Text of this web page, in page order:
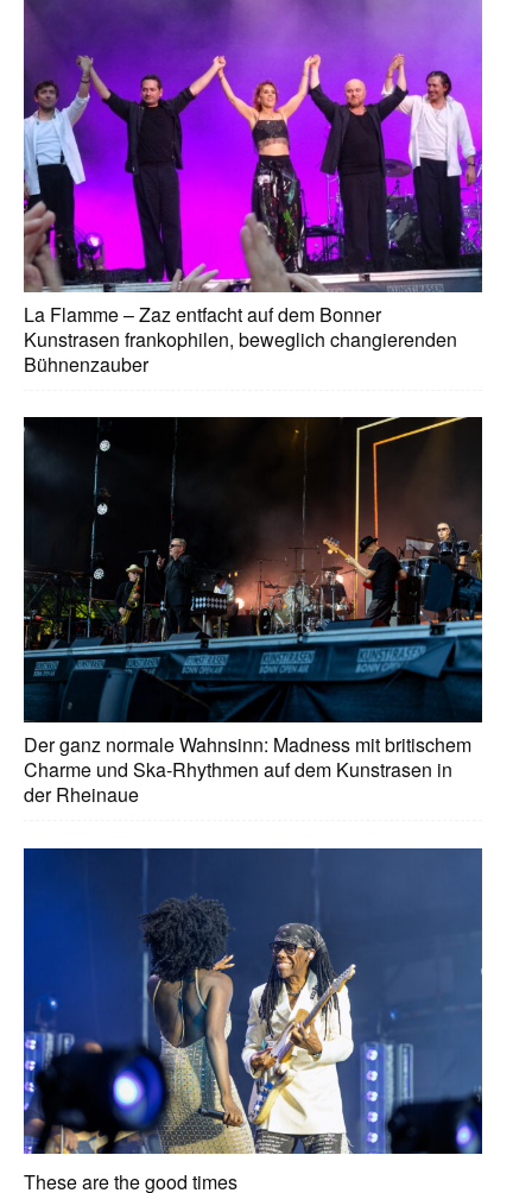
La Flamme – Zaz entfacht auf dem Bonner
Kunstrasen frankophilen, beweglich changierenden
Bühnenzauber
Der ganz normale Wahnsinn: Madness mit britischem
Charme und Ska-Rhythmen auf dem Kunstrasen in
der Rheinaue
These are the good times